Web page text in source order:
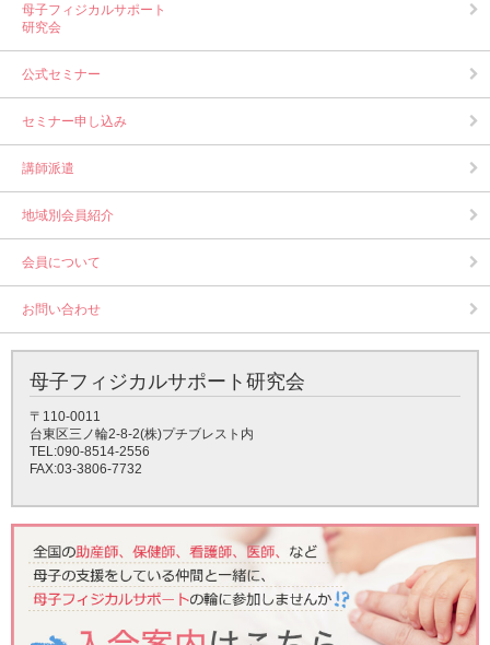
母子フィジカルサポート
研究会
公式セミナー
セミナー申し込み
講師派遣
地域別会員紹介
会員について
お問い合わせ
母子フィジカルサポート研究会
〒110-0011
台東区三ノ輪2-8-2(株)プチブレスト内
TEL:090-8514-2556
FAX:03-3806-7732